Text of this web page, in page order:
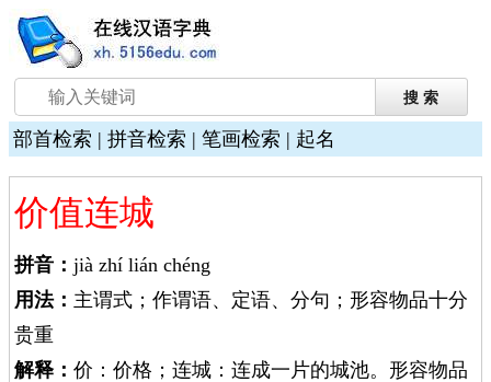
部首检索 | 拼音检索 | 笔画检索 | 起名
价值连城
拼音： jià zhí lián chéng
用法： 主谓式；作谓语、定语、分句；形容物品十分
贵重
解释： 价：价格；连城：连成一片的城池。形容物品